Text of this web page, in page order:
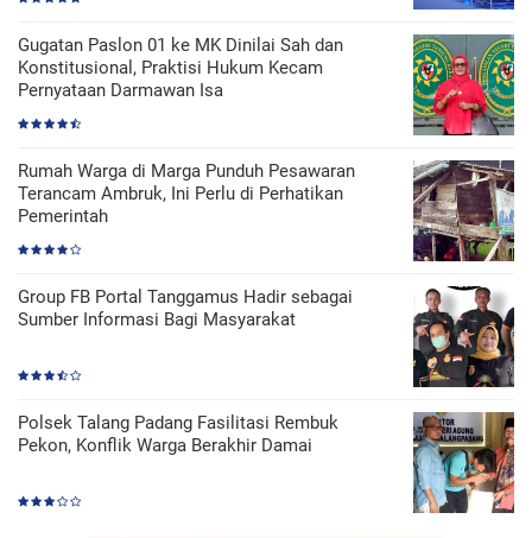
Gugatan Paslon 01 ke MK Dinilai Sah dan
Konstitusional, Praktisi Hukum Kecam
Pernyataan Darmawan Isa
Rumah Warga di Marga Punduh Pesawaran
Terancam Ambruk, Ini Perlu di Perhatikan
Pemerintah
Group FB Portal Tanggamus Hadir sebagai
Sumber Informasi Bagi Masyarakat
Polsek Talang Padang Fasilitasi Rembuk
Pekon, Konflik Warga Berakhir Damai